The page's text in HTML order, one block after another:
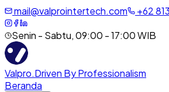
mail@valprointertech.com +62813
Senin - Sabtu, 09:00 - 17:00 WIB
Valpro.Driven By Professionalism
Beranda